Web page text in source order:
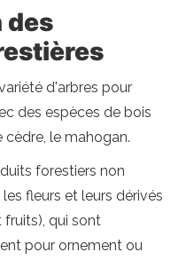
des
d'arbres pour
des espèces de bois
le mahogan.
forestiers non
fleurs et leurs dérivés
fruits), qui sont
pour ornement ou